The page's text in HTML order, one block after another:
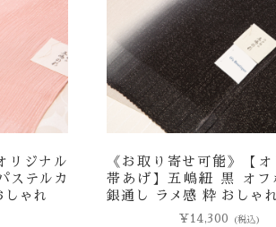
リジナル
ステルカ
しゃれ
《お取り寄せ可能》【
帯あげ】五嶋紐 黒 オフ
銀通し ラメ感 粋 おしゃれ
¥ 14,300 (税込)